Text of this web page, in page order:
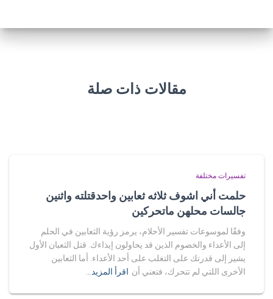
مقالات ذات صلة
تفسيرات مختلفة
حلمت أني اشوف ثلاثه ثعابين واحدقتلته واثنين
جالسات محلهن ماتحركين
وفقًا لموسوعات تفسير الأحلام، يرمز رؤية الثعابين في الحلم
إلى الأعداء والخصوم الذين قد يحاولون إيذاءك. قتل الثعبان الأول
يشير إلى قدرتك على التغلب على أحد الأعداء. أما الثعابين
الأخرى اللتي لم تتحرك، فتعني أن اقرأ المزيد…